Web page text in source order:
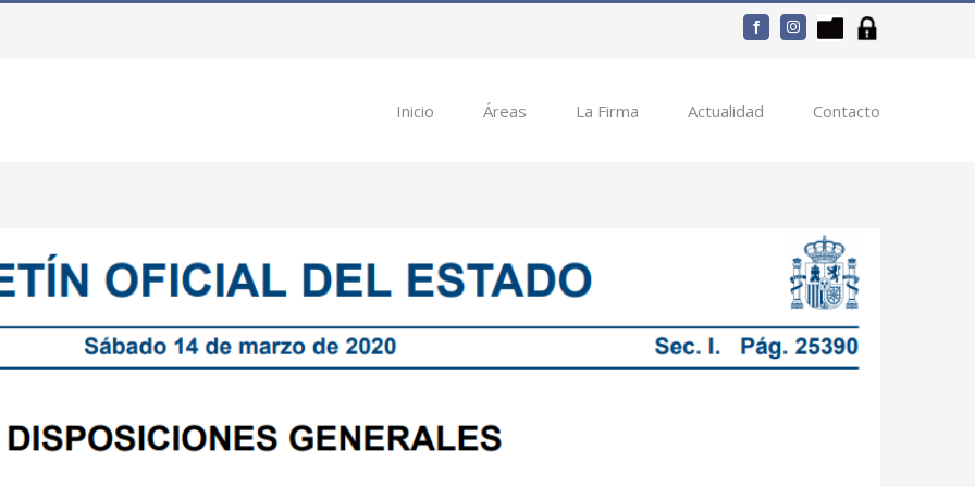
facebookinstagram
Portal
Documentos
Clientes
Inicio Áreas La Firma Actualidad Contacto